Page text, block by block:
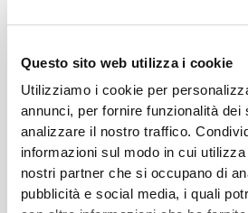
Questo sito web utilizza i cookie
Utilizziamo i cookie per
annunci, per fornire funzionalità dei
analizzare il nostro traffico.
informazioni sul modo in cui
nostri partner che si occupano di
pubblicità e social media, i quali
PoliStretch© è la nostra
delle fibre sviluppata in
giusto livello di compressione e
elasticità, per migliori
comodità. PoliStretch© ti
all'asciutto e favorisce la